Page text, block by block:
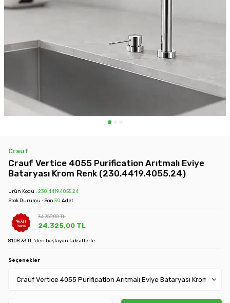
Crauf
Crauf Vertice 4055 Purification Arıtmalı Eviye
Bataryası Krom Renk (230.4419.4055.24)
Ürün Kodu : 230.4419.4055.24
Stok Durumu : Son 50 Adet
%30
İndirim
34.750,00TL
24.325,00 TL
8108.33 TL 'den başlayan taksitlerle
Seçenekler